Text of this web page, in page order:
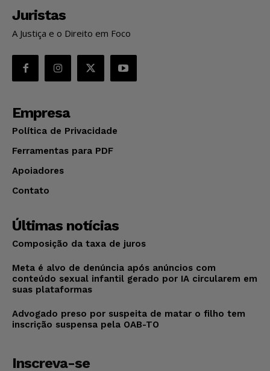
Juristas
A Justiça e o Direito em Foco
Empresa
Política de Privacidade
Ferramentas para PDF
Apoiadores
Contato
Últimas notícias
Composição da taxa de juros
Meta é alvo de denúncia após anúncios com
conteúdo sexual infantil gerado por IA circularem em
suas plataformas
Advogado preso por suspeita de matar o filho tem
inscrição suspensa pela OAB-TO
Inscreva-se